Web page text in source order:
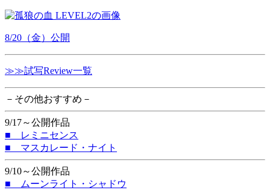
8/20（金）公開
≫≫試写Review一覧
－その他おすすめ－
9/17～公開作品
■ レミニセンス
■ マスカレード・ナイト
9/10～公開作品
■ ムーンライト・シャドウ